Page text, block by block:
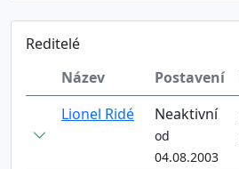
Reditelé
Název
Postavení
Lionel Ridé
Neaktivní
od
04.08.2003